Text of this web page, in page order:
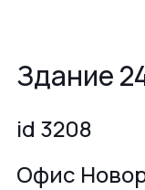
Здание
id 3208
Офис